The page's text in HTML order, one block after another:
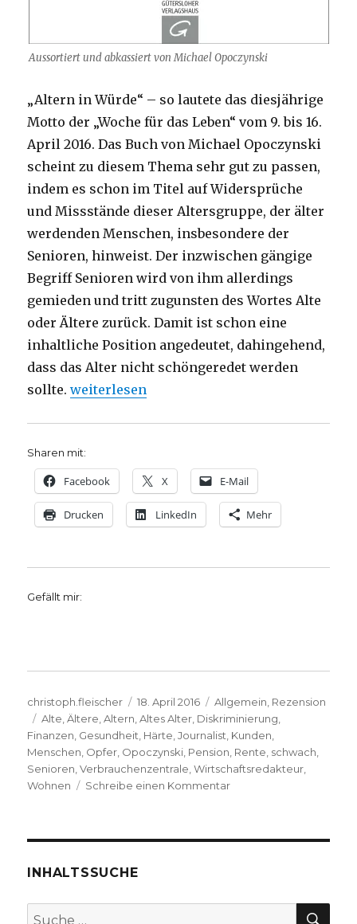
Aussortiert und abkassiert von Michael Opoczynski
„Altern in Würde“ – so lautete das diesjährige
Motto der „Woche für das Leben“ vom 9. bis 16.
April 2016. Das Buch von Michael Opoczynski
scheint zu diesem Thema sehr gut zu passen,
indem es schon im Titel auf Widersprüche
und Missstände dieser Altersgruppe, der älter
werdenden Menschen, insbesondere der
Senioren, hinweist. Der inzwischen gängige
Begriff Senioren wird von ihm allerdings
gemieden und tritt zugunsten des Wortes Alte
oder Ältere zurück. Damit ist schon eine
inhaltliche Position angedeutet, dahingehend,
dass das Alter nicht schöngeredet werden
sollte.„Würde im Alter? Rezension von Christoph
weiterlesen
Sharen mit:
Facebook X E-Mail
Drucken LinkedIn Mehr
Gefällt mir:
Autor
christoph.fleischer
Veröffentlicht
am
18. April 2016 Kategorien
Allgemein Rezension
Schlagwörter
Alte ,Ältere ,Altern ,Altes Alter Diskriminierung
Finanzen Gesundheit Härte ,Journalist Kunden
Menschen Opfer Opoczynski Pension Rente schwach
Senioren ,Verbrauchenzentrale ,Wirtschaftsredakteur
Wohnen
Schreibe einen Kommentarzu
Fleischer,
INHALTSSUCHE
Suche